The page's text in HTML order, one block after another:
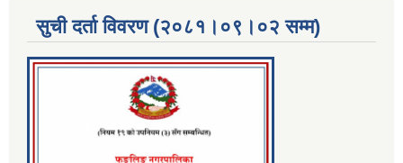
सुची दर्ता विवरण (२०८१।०९।०२ सम्म)